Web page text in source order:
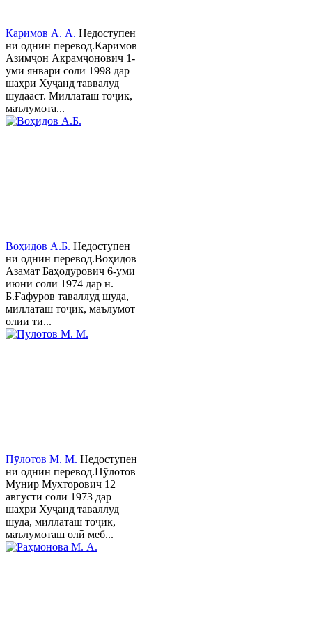
Каримов А. А. Недоступен
ни однин перевод.Каримов
Азимҷон Акрамҷонович 1-
уми январи соли 1998 дар
шаҳри Хуҷанд таввалуд
шудааст. Миллаташ тоҷик,
маълумота...
Воҳидов А.Б. Недоступен
ни однин перевод.Воҳидов
Азамат Баҳодурович 6-уми
июни соли 1974 дар н.
Б.Ғафуров таваллуд шуда,
миллаташ тоҷик, маълумот
олии ти...
Пӯлотов М. М. Недоступен
ни однин перевод.Пўлотов
Мунир Мухторович 12
августи соли 1973 дар
шаҳри Хуҷанд таваллуд
шуда, миллаташ тоҷик,
маълумоташ олӣ меб...